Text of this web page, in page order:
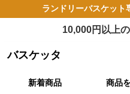
ランドリーバスケット
10,000円以上
バスケッタ
新着商品 商品